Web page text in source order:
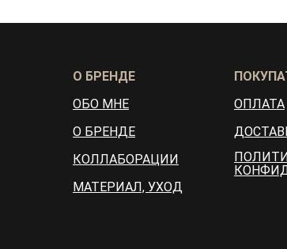
ОПЛАТА
О БРЕНДЕ
ОБО МНЕ
О БРЕНДЕ
КОЛЛАБОРАЦИИ
МАТЕРИАЛ, УХОД